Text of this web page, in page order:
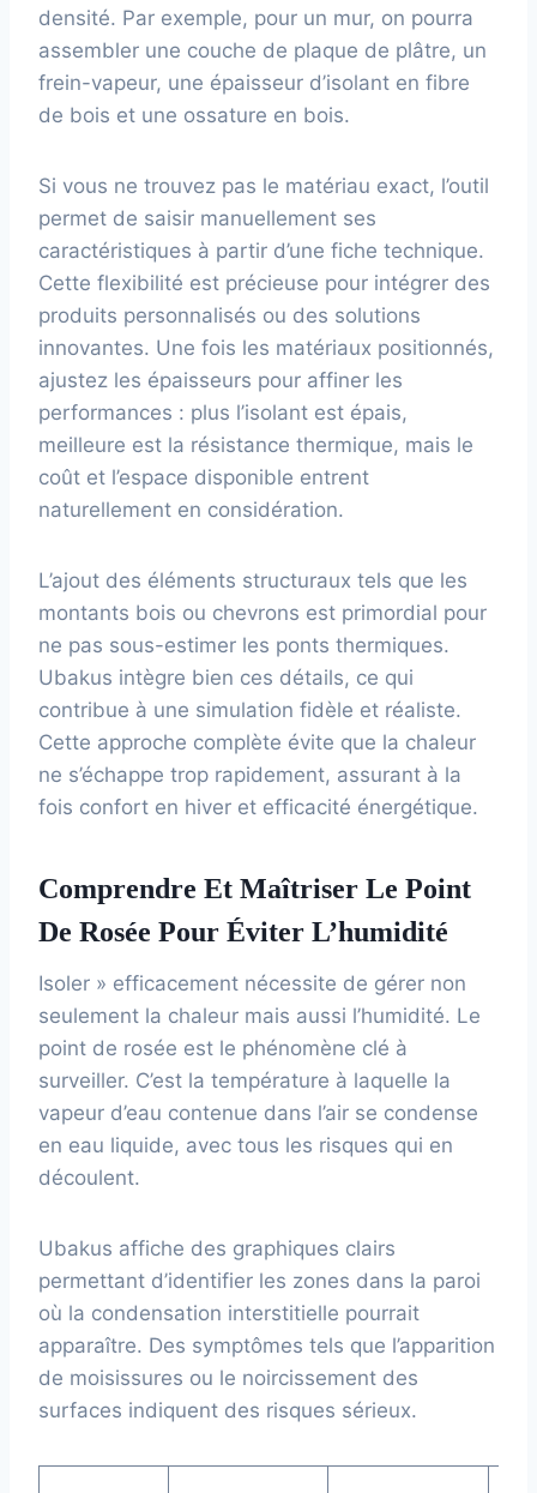
densité. Par exemple, pour un mur, on pourra
assembler une couche de plaque de plâtre, un
frein-vapeur, une épaisseur d’isolant en fibre
de bois et une ossature en bois.
Si vous ne trouvez pas le matériau exact, l’outil
permet de saisir manuellement ses
caractéristiques à partir d’une fiche technique.
Cette flexibilité est précieuse pour intégrer des
produits personnalisés ou des solutions
innovantes. Une fois les matériaux positionnés,
ajustez les épaisseurs pour affiner les
performances : plus l’isolant est épais,
meilleure est la résistance thermique, mais le
coût et l’espace disponible entrent
naturellement en considération.
L’ajout des éléments structuraux tels que les
montants bois ou chevrons est primordial pour
ne pas sous-estimer les ponts thermiques.
Ubakus intègre bien ces détails, ce qui
contribue à une simulation fidèle et réaliste.
Cette approche complète évite que la chaleur
ne s’échappe trop rapidement, assurant à la
fois confort en hiver et efficacité énergétique.
Comprendre Et Maîtriser Le Point
De Rosée Pour Éviter L’humidité
Isoler » efficacement nécessite de gérer non
seulement la chaleur mais aussi l’humidité. Le
point de rosée est le phénomène clé à
surveiller. C’est la température à laquelle la
vapeur d’eau contenue dans l’air se condense
en eau liquide, avec tous les risques qui en
découlent.
Ubakus affiche des graphiques clairs
permettant d’identifier les zones dans la paroi
où la condensation interstitielle pourrait
apparaître. Des symptômes tels que l’apparition
de moisissures ou le noircissement des
surfaces indiquent des risques sérieux.